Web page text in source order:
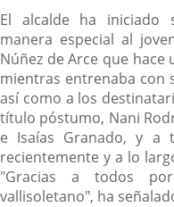
El alcalde ha iniciado
manera especial al
Núñez de Arce que
mientras entrenaba con
así como a los
título póstumo, Nani
e Isaías Granado, y a
recientemente y a lo
"Gracias a todos
vallisoletano", ha